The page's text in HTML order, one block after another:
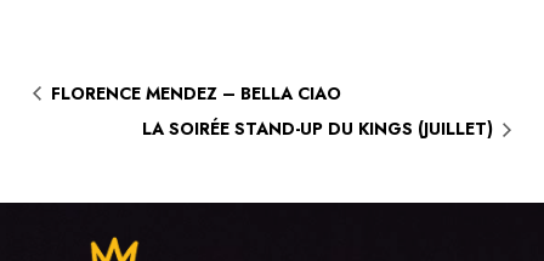
FLORENCE MENDEZ – BELLA CIAO
LA SOIRÉE STAND-UP DU KINGS (JUILLET)